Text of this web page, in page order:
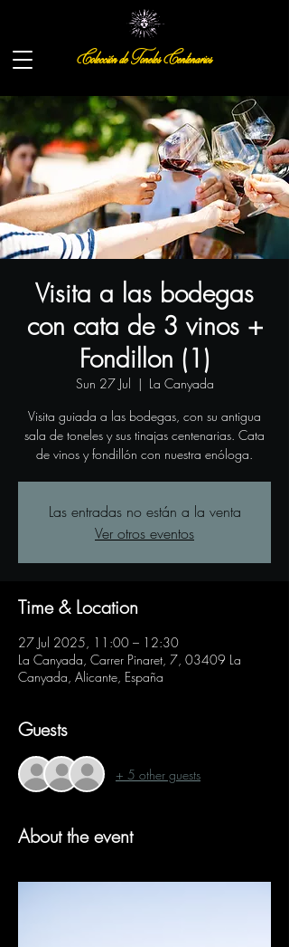
Colección de Toneles Centenarios
Visita a las bodegas
con cata de 3 vinos +
Fondillon (1)
Sun 27 Jul
  |
La Canyada
Visita guiada a las bodegas, con su antigua
sala de toneles y sus tinajas centenarias. Cata
de vinos y fondillón con nuestra enóloga.
Las entradas no están a la venta
Ver otros eventos
Time & Location
27 Jul 2025, 11:00 – 12:30
La Canyada, Carrer Pinaret, 7, 03409 La
Canyada, Alicante, España
Guests
+ 5 other guests
About the event